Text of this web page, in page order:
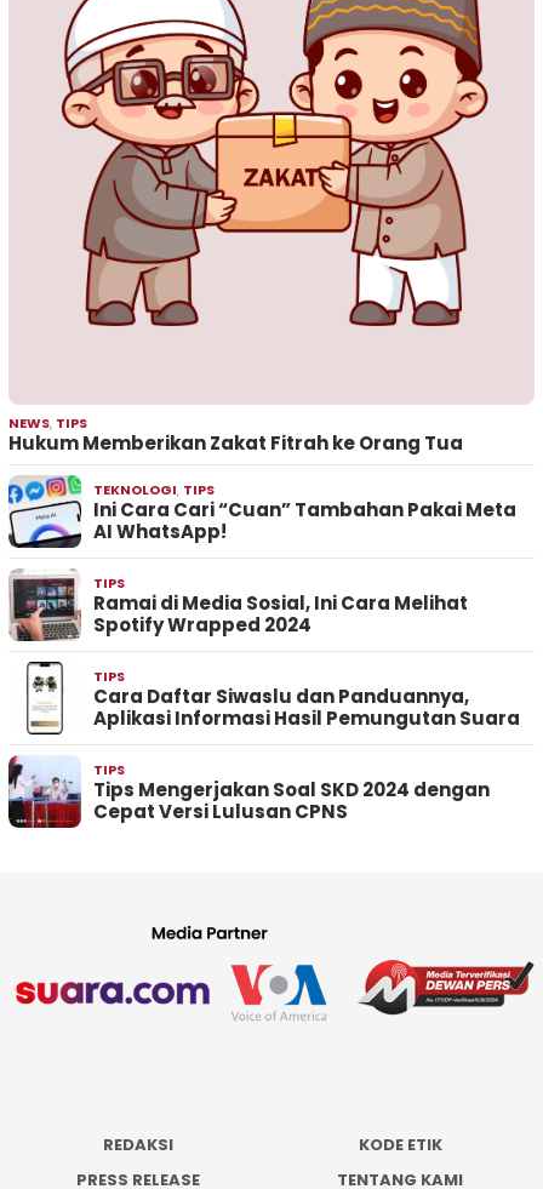
NEWS, TIPS
Hukum Memberikan Zakat Fitrah ke Orang Tua
TEKNOLOGI, TIPS
Ini Cara Cari “Cuan” Tambahan Pakai Meta
AI WhatsApp!
TIPS
Ramai di Media Sosial, Ini Cara Melihat
Spotify Wrapped 2024
TIPS
Cara Daftar Siwaslu dan Panduannya,
Aplikasi Informasi Hasil Pemungutan Suara
TIPS
Tips Mengerjakan Soal SKD 2024 dengan
Cepat Versi Lulusan CPNS
REDAKSI
KODE ETIK
PRESS RELEASE
TENTANG KAMI